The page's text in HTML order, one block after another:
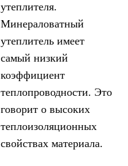
утеплителя.
Минераловатный
утеплитель имеет
самый низкий
коэффициент
теплопроводности. Это
говорит о высоких
теплоизоляционных
свойствах материала.